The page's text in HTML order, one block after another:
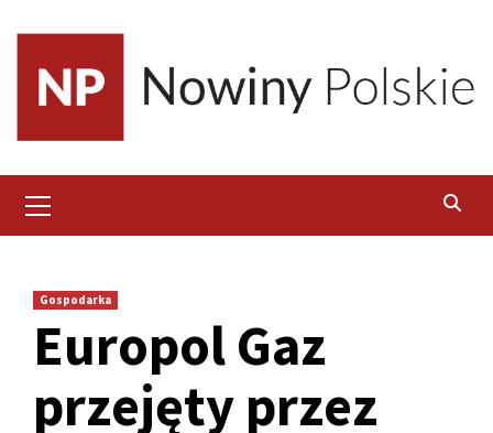
content
Menu
Gospodarka
Europol Gaz
przejęty przez